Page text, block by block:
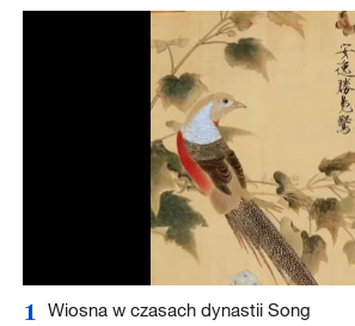
1 Wiosna w czasach dynastii Song